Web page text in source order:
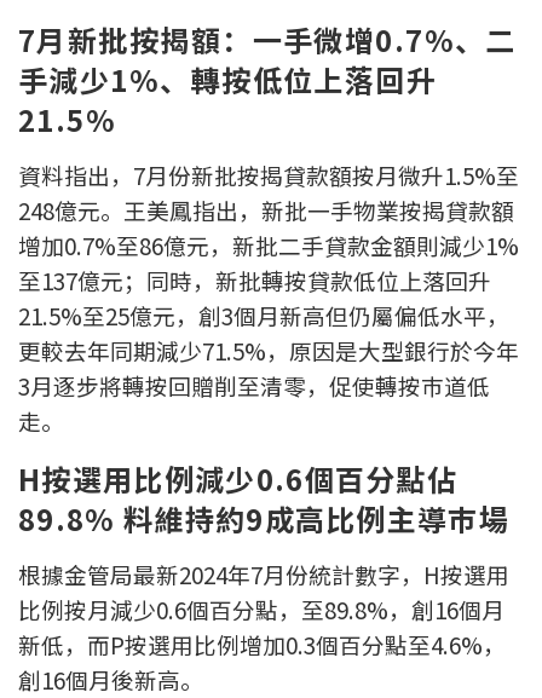
按揭全面睇
新聞/研究
公司動態
按市新聞
統計數據庫
按揭快趣智識
按揭智庫
按揭百科
實時銀行資訊
裝修·保險優惠
免費裝修轉介服務
7月新批按揭額：一手微增0.7%、二
手減少1%、轉按低位上落回升
21.5%
資料指出，7月份新批按揭貸款額按月微升1.5%至
248億元。王美鳳指出，新批一手物業按揭貸款額
增加0.7%至86億元，新批二手貸款金額則減少1%
至137億元；同時，新批轉按貸款低位上落回升
21.5%至25億元，創3個月新高但仍屬偏低水平，
更較去年同期減少71.5%，原因是大型銀行於今年
3月逐步將轉按回贈削至清零，促使轉按巿道低
走。
H按選用比例減少0.6個百分點佔
89.8% 料維持約9成高比例主導巿場
根據金管局最新2024年7月份統計數字，H按選用
比例按月減少0.6個百分點，至89.8%，創16個月
新低，而P按選用比例增加0.3個百分點至4.6%，
創16個月後新高。